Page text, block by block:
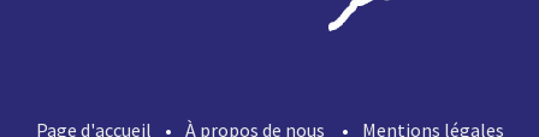
Page d'​accueil • À propos de nous • Mentions légales